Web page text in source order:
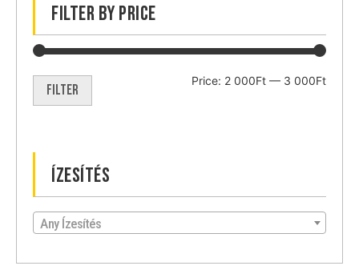
Filter by price
Filter
Price: 2 000Ft — 3 000Ft
Ízesítés
Any Ízesítés